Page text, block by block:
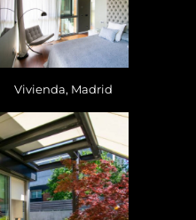
Vivienda, Madrid